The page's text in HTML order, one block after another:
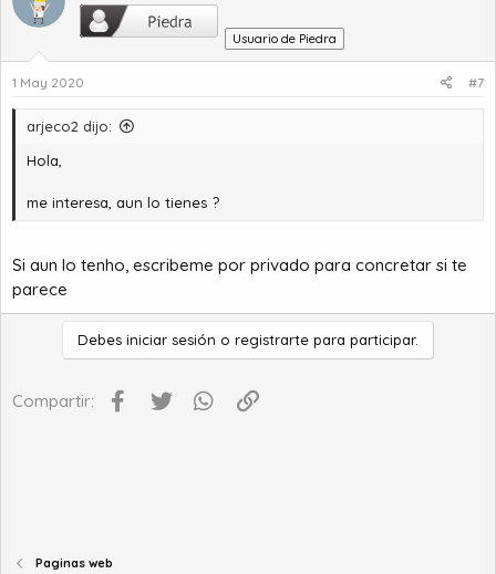
Usuario de Piedra
1 May 2020 #7
arjeco2 dijo:
Hola,
me interesa, aun lo tienes ?
Si aun lo tenho, escribeme por privado para concretar si te
parece
Debes iniciar sesión o registrarte para participar.
Compartir: Facebook
Twitter WhatsApp
Paginas web